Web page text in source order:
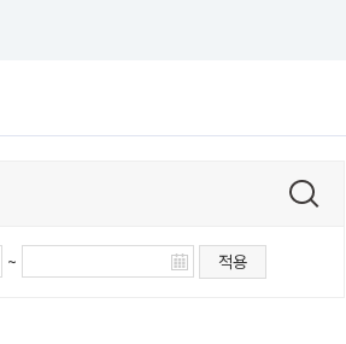
~ 적용